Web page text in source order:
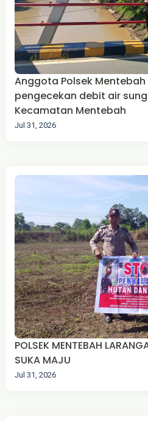
Anggota Polsek
pengecekan debit air
Kecamatan Mentebah
Jul 31, 2026
POLSEK MENTEBAH
SUKA MAJU‎
Jul 31, 2026